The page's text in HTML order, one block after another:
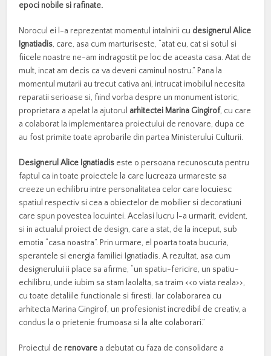
epoci nobile si rafinate.
Norocul ei l-a reprezentat momentul intalnirii cu designerul Alice
Ignatiadis, care, asa cum marturiseste, “atat eu, cat si sotul si
fiicele noastre ne-am indragostit pe loc de aceasta casa. Atat de
mult, incat am decis ca va deveni caminul nostru.” Pana la
momentul mutarii au trecut cativa ani, intrucat imobilul necesita
reparatii serioase si, fiind vorba despre un monument istoric,
proprietara a apelat la ajutorul arhitectei Marina Gingirof, cu care
a colaborat la implementarea proiectului de renovare, dupa ce
au fost primite toate aprobarile din partea Ministerului Culturii.
Designerul Alice Ignatiadis este o persoana recunoscuta pentru
faptul ca in toate proiectele la care lucreaza urmareste sa
creeze un echilibru intre personalitatea celor care locuiesc
spatiul respectiv si cea a obiectelor de mobilier si decoratiuni
care spun povestea locuintei. Acelasi lucru l-a urmarit, evident,
si in actualul proiect de design, care a stat, de la inceput, sub
emotia “casa noastra”. Prin urmare, el poarta toata bucuria,
sperantele si energia familiei Ignatiadis. A rezultat, asa cum
designerului ii place sa afirme, “un spatiu-fericire, un spatiu-
echilibru, unde iubim sa stam laolalta, sa traim <<o viata reala>>,
cu toate detaliile functionale si firesti. Iar colaborarea cu
arhitecta Marina Gingirof, un profesionist incredibil de creativ, a
condus la o prietenie frumoasa si la alte colaborari.”
Proiectul de renovare a debutat cu faza de consolidare a